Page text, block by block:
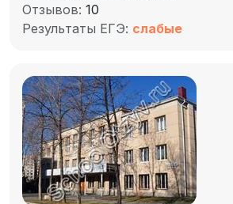
Отзывов: 10
Результаты ЕГЭ: слабые